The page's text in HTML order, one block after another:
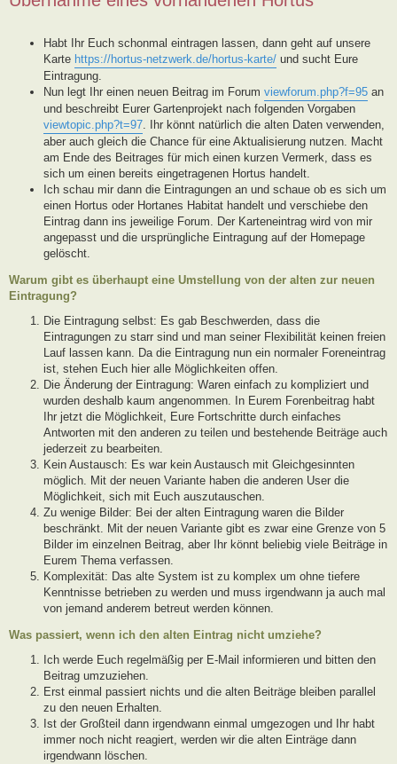
Habt Ihr Euch schonmal eintragen lassen, dann geht auf unsere
Karte https://hortus-netzwerk.de/hortus-karte/ und sucht Eure
Eintragung.
Nun legt Ihr einen neuen Beitrag im Forum viewforum.php?f=95 an
und beschreibt Eurer Gartenprojekt nach folgenden Vorgaben
viewtopic.php?t=97. Ihr könnt natürlich die alten Daten verwenden,
aber auch gleich die Chance für eine Aktualisierung nutzen. Macht
am Ende des Beitrages für mich einen kurzen Vermerk, dass es
sich um einen bereits eingetragenen Hortus handelt.
Ich schau mir dann die Eintragungen an und schaue ob es sich um
einen Hortus oder Hortanes Habitat handelt und verschiebe den
Eintrag dann ins jeweilige Forum. Der Karteneintrag wird von mir
angepasst und die ursprüngliche Eintragung auf der Homepage
gelöscht.
Warum gibt es überhaupt eine Umstellung von der alten zur neuen
Eintragung?
Die Eintragung selbst: Es gab Beschwerden, dass die
Eintragungen zu starr sind und man seiner Flexibilität keinen freien
Lauf lassen kann. Da die Eintragung nun ein normaler Foreneintrag
ist, stehen Euch hier alle Möglichkeiten offen.
Die Änderung der Eintragung: Waren einfach zu kompliziert und
wurden deshalb kaum angenommen. In Eurem Forenbeitrag habt
Ihr jetzt die Möglichkeit, Eure Fortschritte durch einfaches
Antworten mit den anderen zu teilen und bestehende Beiträge auch
jederzeit zu bearbeiten.
Kein Austausch: Es war kein Austausch mit Gleichgesinnten
möglich. Mit der neuen Variante haben die anderen User die
Möglichkeit, sich mit Euch auszutauschen.
Zu wenige Bilder: Bei der alten Eintragung waren die Bilder
beschränkt. Mit der neuen Variante gibt es zwar eine Grenze von 5
Bilder im einzelnen Beitrag, aber Ihr könnt beliebig viele Beiträge in
Eurem Thema verfassen.
Komplexität: Das alte System ist zu komplex um ohne tiefere
Kenntnisse betrieben zu werden und muss irgendwann ja auch mal
von jemand anderem betreut werden können.
Was passiert, wenn ich den alten Eintrag nicht umziehe?
Ich werde Euch regelmäßig per E-Mail informieren und bitten den
Beitrag umzuziehen.
Erst einmal passiert nichts und die alten Beiträge bleiben parallel
zu den neuen Erhalten.
Ist der Großteil dann irgendwann einmal umgezogen und Ihr habt
immer noch nicht reagiert, werden wir die alten Einträge dann
irgendwann löschen.